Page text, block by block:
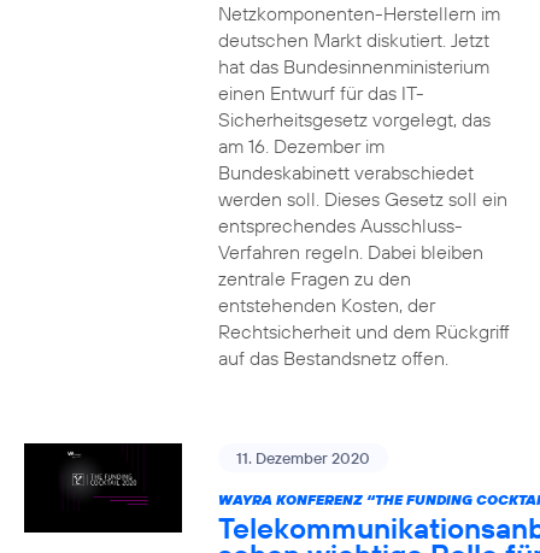
Netzkomponenten-Herstellern im
deutschen Markt diskutiert. Jetzt
hat das Bundesinnenministerium
einen Entwurf für das IT-
Sicherheitsgesetz vorgelegt, das
am 16. Dezember im
Bundeskabinett verabschiedet
werden soll. Dieses Gesetz soll ein
entsprechendes Ausschluss-
Verfahren regeln. Dabei bleiben
zentrale Fragen zu den
entstehenden Kosten, der
Rechtsicherheit und dem Rückgriff
auf das Bestandsnetz offen.
11. Dezember 2020
WAYRA KONFERENZ “THE FUNDING